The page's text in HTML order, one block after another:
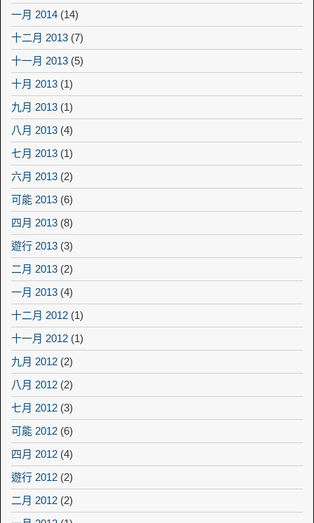
一月 2014 (14)
十二月 2013 (7)
十一月 2013 (5)
十月 2013 (1)
九月 2013 (1)
八月 2013 (4)
七月 2013 (1)
六月 2013 (2)
可能 2013 (6)
四月 2013 (8)
遊行 2013 (3)
二月 2013 (2)
一月 2013 (4)
十二月 2012 (1)
十一月 2012 (1)
九月 2012 (2)
八月 2012 (2)
七月 2012 (3)
可能 2012 (6)
四月 2012 (4)
遊行 2012 (2)
二月 2012 (2)